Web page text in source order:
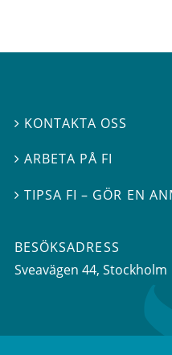
 KONTAKTA OSS
ARBETA PÅ FI
TIPSA FI – GÖR EN
BESÖKSADRESS
Sveavägen 44, Stockholm